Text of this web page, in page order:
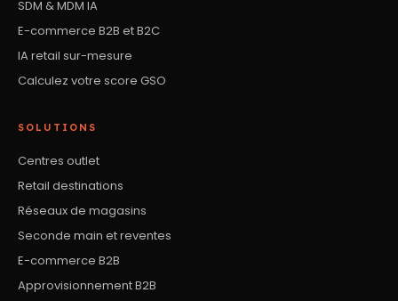
SDM & MDM IA
E-commerce B2B et B2C
IA retail sur-mesure
Calculez votre score GSO
SOLUTIONS
Centres outlet
Retail destinations
Réseaux de magasins
Seconde main et reventes
E-commerce B2B
Approvisionnement B2B